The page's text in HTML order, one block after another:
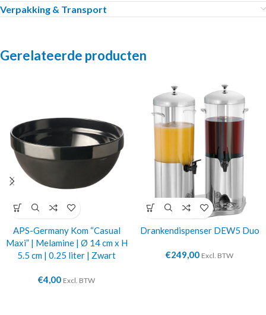
Verpakking & Transport
Gerelateerde producten
APS-Germany Kom “Casual
Maxi” | Melamine | Ø 14 cm x H
5.5 cm | 0.25 liter | Zwart
€4,00 Excl. BTW
Drankendispenser DEW5 Duo
€249,00 Excl. BTW